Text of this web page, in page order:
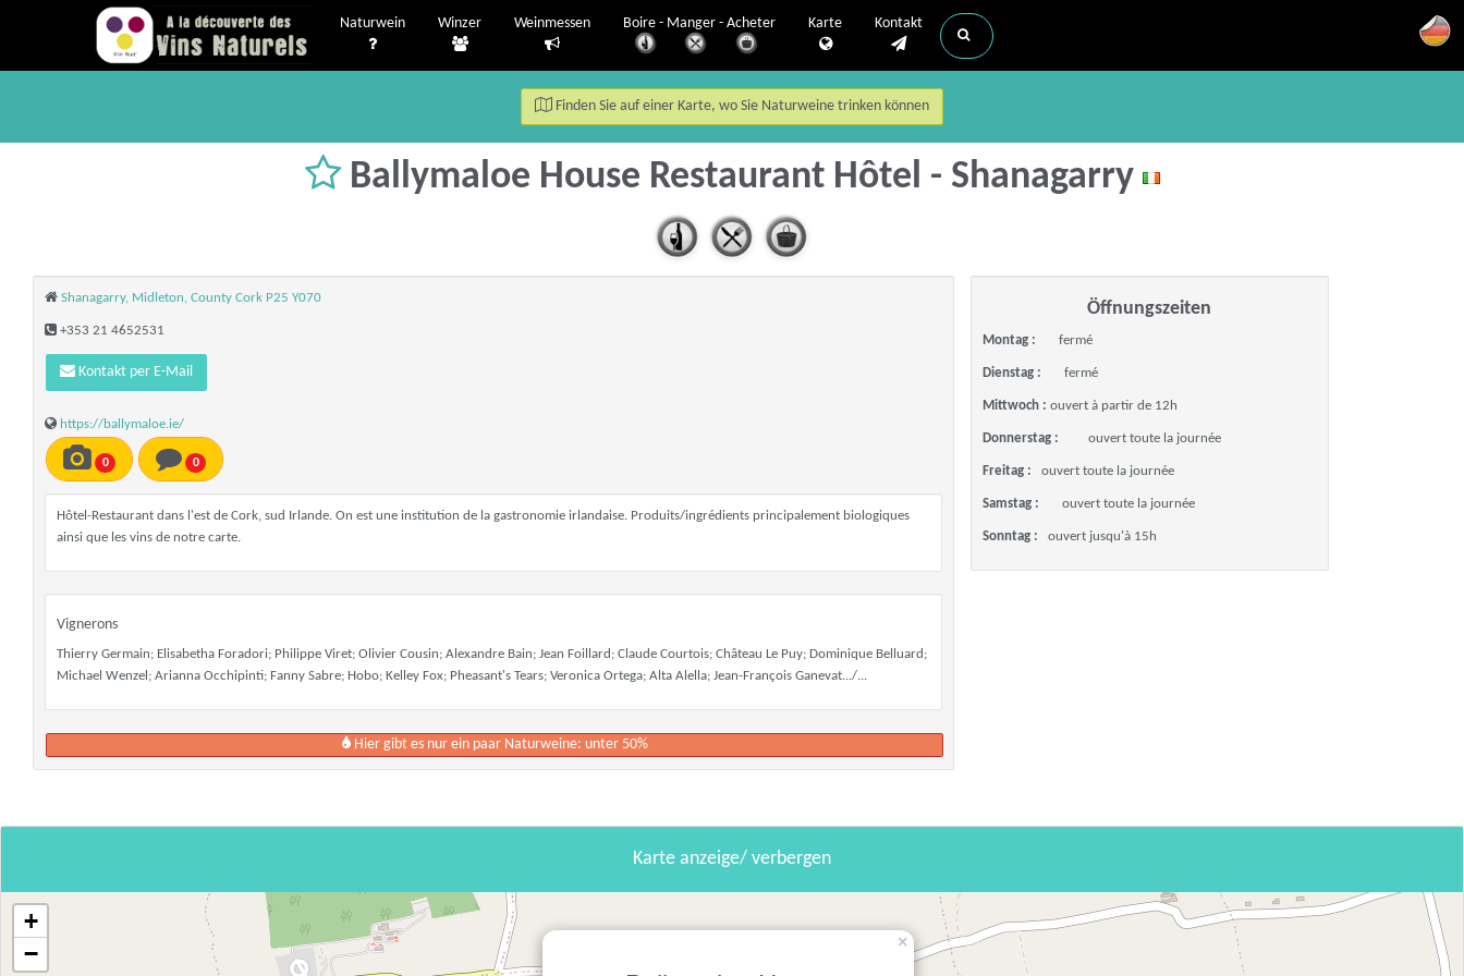
Naturwein Winzer Weinmessen Boire - Manger - Acheter Karte Kontakt
Finden Sie auf einer Karte, wo Sie Naturweine trinken können
Ballymaloe House Restaurant Hôtel - Shanagarry
Shanagarry, Midleton, County Cork P25 Y070
+353 21 4652531
Kontakt per E-Mail
https://ballymaloe.ie/
0 0
Hôtel-Restaurant dans l'est de Cork, sud Irlande. On est une institution de la gastronomie irlandaise. Produits/ingrédients principalement biologiques
ainsi que les vins de notre carte.
Vignerons
Thierry Germain; Elisabetha Foradori; Philippe Viret; Olivier Cousin; Alexandre Bain; Jean Foillard; Claude Courtois; Château Le Puy; Dominique Belluard;
Michael Wenzel; Arianna Occhipinti; Fanny Sabre; Hobo; Kelley Fox; Pheasant's Tears; Veronica Ortega; Alta Alella; Jean-François Ganevat.../...
Hier gibt es nur ein paar Naturweine: unter 50%
Öffnungszeiten
Montag : fermé
Dienstag : fermé
Mittwoch : ouvert à partir de 12h
Donnerstag : ouvert toute la journée
Freitag : ouvert toute la journée
Samstag : ouvert toute la journée
Sonntag : ouvert jusqu'à 15h
Karte anzeige/ verbergen
×
+
−